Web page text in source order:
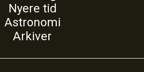
Nyere tid
Astronomi
Arkiver